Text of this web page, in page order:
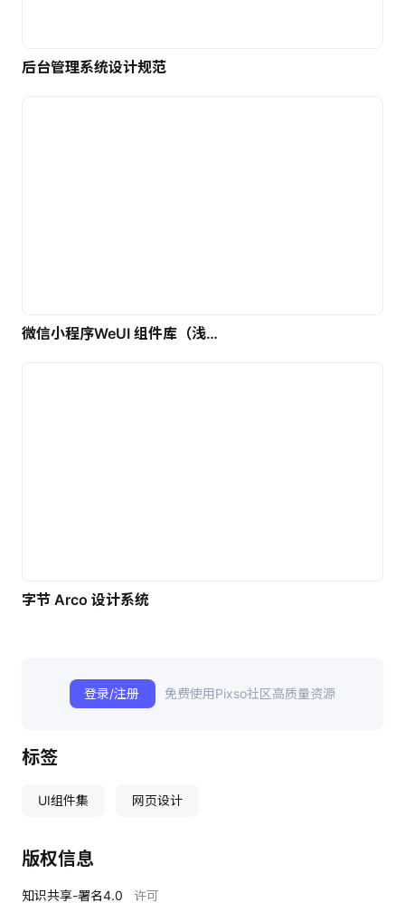
后台管理系统设计规范
微信小程序WeUI 组件库（浅色）| 免费UI设计素材
字节 Arco 设计系统
登录/注册 免费使用Pixso社区高质量资源
标签
UI组件集 网页设计
版权信息
知识共享-署名4.0 许可